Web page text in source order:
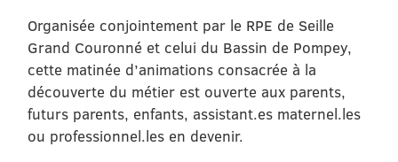
Organisée conjointement par le RPE de Seille
Grand Couronné et celui du Bassin de Pompey,
cette matinée d’animations consacrée à la
découverte du métier est ouverte aux parents,
futurs parents, enfants, assistant.es maternel.les
ou professionnel.les en devenir.